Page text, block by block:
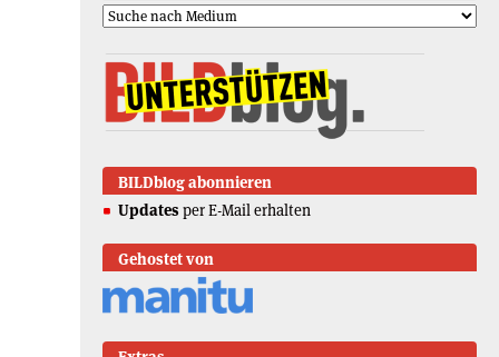
BILDblog abonnieren
Updates per E-Mail erhalten
Gehostet von